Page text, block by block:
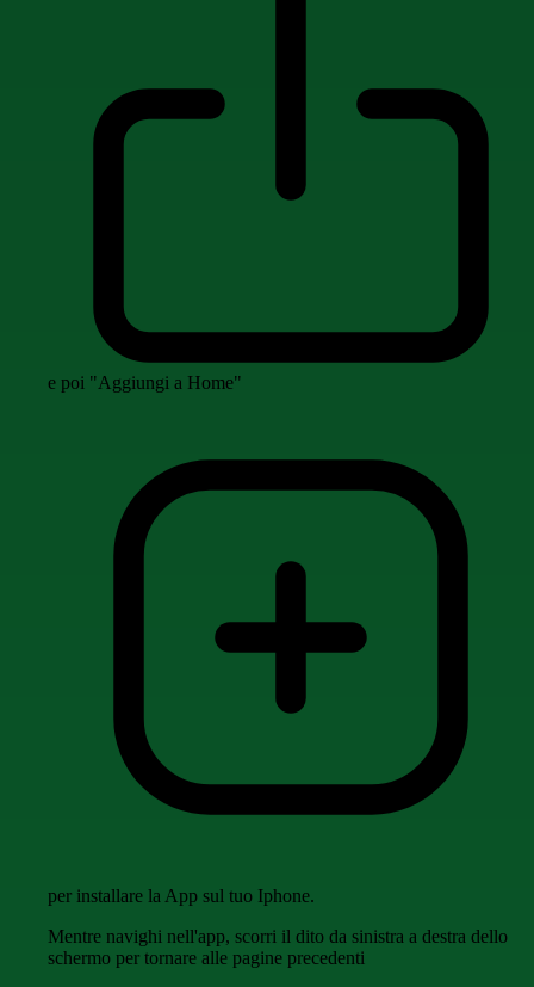
e poi "Aggiungi a Home"
per installare la App sul tuo Iphone.
Mentre navighi nell'app, scorri il dito da sinistra a destra dello
schermo per tornare alle pagine precedenti